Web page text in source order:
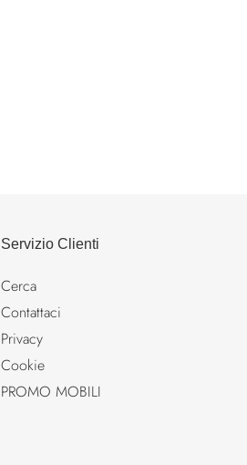
Servizio Clienti
Cerca
Contattaci
Privacy
Cookie
PROMO MOBILI